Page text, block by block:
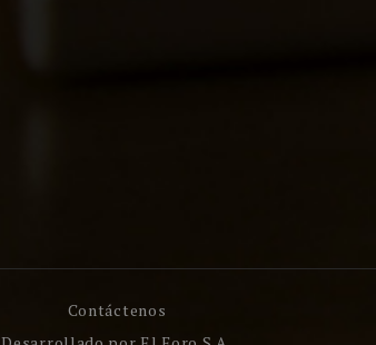
Contáctenos